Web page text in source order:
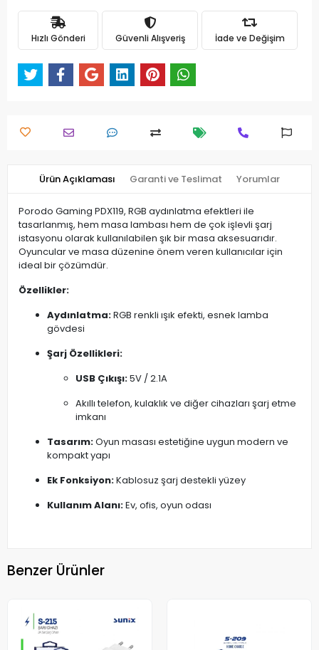
Hızlı Gönderi Güvenli Alışveriş İade ve Değişim
Ürün Açıklaması Garanti ve Teslimat Yorumlar
Porodo Gaming PDX119, RGB aydınlatma efektleri ile
tasarlanmış, hem masa lambası hem de çok işlevli şarj
istasyonu olarak kullanılabilen şık bir masa aksesuarıdır.
Oyuncular ve masa düzenine önem veren kullanıcılar için
ideal bir çözümdür.
Özellikler:
Aydınlatma:RGB renkli ışık efekti, esnek lamba
gövdesi
Şarj Özellikleri:
USB Çıkışı:5V / 2.1A
Akıllı telefon, kulaklık ve diğer cihazları şarj etme
imkanı
Tasarım:Oyun masası estetiğine uygun modern ve
kompakt yapı
Ek Fonksiyon:Kablosuz şarj destekli yüzey
Kullanım Alanı:Ev, ofis, oyun odası
Benzer Ürünler